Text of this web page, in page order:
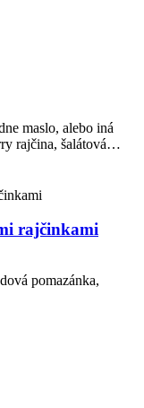
maslo, alebo iná
rajčina, šalátová…
rajčinkami
pomazánka,